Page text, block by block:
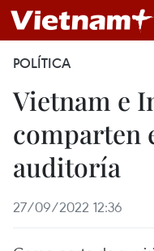
POLÍTICA
Vietnam e
comparten
auditoría
27/09/2022 12:36